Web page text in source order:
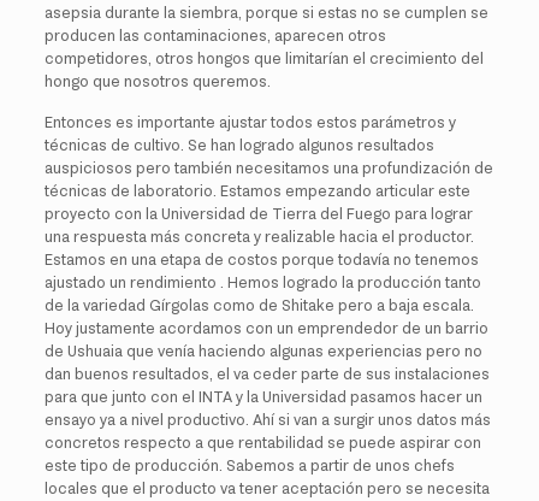
asepsia durante la siembra, porque si estas no se cumplen se
producen las contaminaciones, aparecen otros
competidores, otros hongos que limitarían el crecimiento del
hongo que nosotros queremos.
Entonces es importante ajustar todos estos parámetros y
técnicas de cultivo. Se han logrado algunos resultados
auspiciosos pero también necesitamos una profundización de
técnicas de laboratorio. Estamos empezando articular este
proyecto con la Universidad de Tierra del Fuego para lograr
una respuesta más concreta y realizable hacia el productor.
Estamos en una etapa de costos porque todavía no tenemos
ajustado un rendimiento . Hemos logrado la producción tanto
de la variedad Gírgolas como de Shitake pero a baja escala.
Hoy justamente acordamos con un emprendedor de un barrio
de Ushuaia que venía haciendo algunas experiencias pero no
dan buenos resultados, el va ceder parte de sus instalaciones
para que junto con el INTA y la Universidad pasamos hacer un
ensayo ya a nivel productivo. Ahí si van a surgir unos datos más
concretos respecto a que rentabilidad se puede aspirar con
este tipo de producción. Sabemos a partir de unos chefs
locales que el producto va tener aceptación pero se necesita